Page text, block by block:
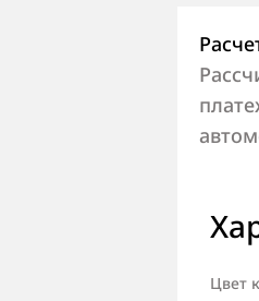
Цвет